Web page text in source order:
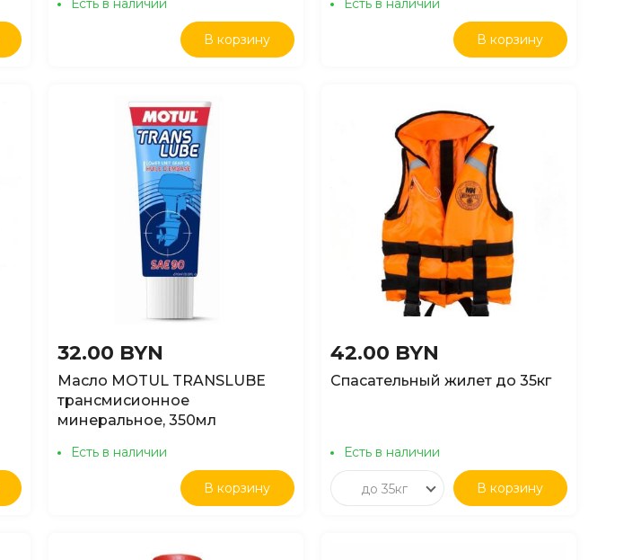
Есть в наличии
В корзину
Есть в наличии
В корзину
32.00 BYN
Масло MOTUL TRANSLUBE
трансмисионное
минеральное, 350мл
Есть в наличии
В корзину
42.00 BYN
Спасательный жилет до 35кг
Есть в наличии
до 35кг В корзину